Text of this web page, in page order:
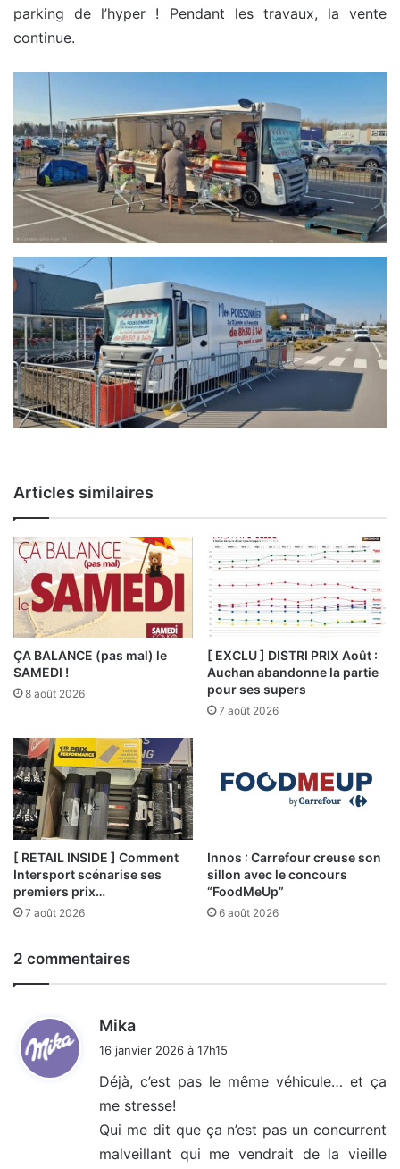
parking de l’hyper ! Pendant les travaux, la vente
continue.
Articles similaires
ÇA BALANCE (pas mal) le
SAMEDI !
8 août 2026
[ EXCLU ] DISTRI PRIX Août :
Auchan abandonne la partie
pour ses supers
7 août 2026
[ RETAIL INSIDE ] Comment
Intersport scénarise ses
premiers prix…
7 août 2026
Innos : Carrefour creuse son
sillon avec le concours
“FoodMeUp”
6 août 2026
2 commentaires
Mika
:
16 janvier 2026 à 17h15
Déjà, c’est pas le même véhicule… et ça
me stresse!
Qui me dit que ça n’est pas un concurrent
malveillant qui me vendrait de la vieille